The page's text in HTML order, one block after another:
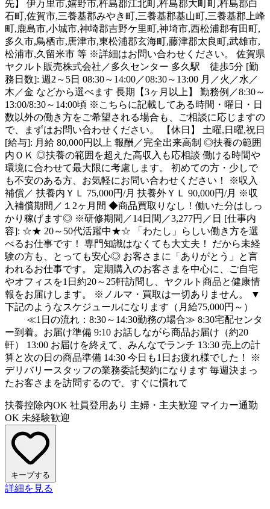
先】 伊万里市,嬉野市,杵島郡江北町,杵島郡大町町,杵島郡白
石町,佐賀市,三養基郡みやき町,三養基郡基山町,三養基郡上峰
町,鹿島市,小城市,神埼郡吉野ケ里町,神埼市,西松浦郡有田町,
多久市,鳥栖市,唐津市,東松浦郡玄海町,藤津郡太良町,武雄市,
松浦市,久留米市 等 ※詳細はお問い合わせください。 佐賀県
ヤクルト販売株式会社／多久センター 多久駅 徒歩5分 [勤
務日数]: 週2～5日 08:30～14:00／08:30～13:00 月／火／水／
木／金 などから選べます 長期【3ヶ月以上】 勤務例／8:30～
13:00/8:30～14:00頃 ※こちらに記載してある時間・曜日・日
数以外の働き方をご希望される場合も、ご相談に応じますの
で、まずはお問い合わせください。 【休日】 土曜,日曜,祝日
[給与]: 月給 80,000円以上 報酬／完全出来高制 ◎扶養の範囲
内ＯＫ ◎扶養の範囲を超えた高収入も応相談 働ける時間や
環境に合わせて最大限に考慮します。 初めての方・少しで
も不安のある方、お気軽にお問い合わせください！ ※収入
補償／ 扶養内ＹＬ 75,000円/月 扶養外ＹＬ 90,000円/月 ※収
入補償期間／１2ヶ月間 ◆商品買取りなし！働いた分はしっ
かり稼げます◎ ※研修期間／14日間／3,277円／日 [仕事内
容]: ☆★ 20～50代活躍中★☆ 「わたし」らしい働き方を選
べるお仕事です！ 専門知識はなくても大丈夫！ だから未経
験の方も、とっても安心◎ お客さまに「ありがとう」と言
われるお仕事です。 定期購入のお客さまを中心に、ご自宅
やオフィスを1日約20～25軒訪問し、ヤクルト商品と健康情
報をお届けします。 ※ノルマ・買取は一切ありません。 ▼
下記のようなスケジュールになります（月給75,000円～）
≪1日の流れ：8:30～14:30勤務の場合≫ 8:30宅配センタ
ー到着。お届け準備 9:10 お話しながら商品お届け（約20
軒） 13:00 お届けを終えて、みんなでランチ 13:30 売上の計
算と次の日の商品準備 14:30 今日も1日お疲れ様でした！ ※
デリバリースタッフの業務委託契約になります 毎週決まっ
たお客さまを訪問するので、すぐに慣れて
扶養控除内OK 社員登用あり 主婦・主夫歓迎 マイカー通勤
OK 未経験歓迎
キープする
詳細を見る